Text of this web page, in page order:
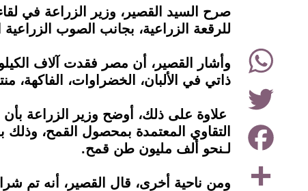
Share
Facebook
Twitter
WhatsApp
instagram
للرقعة الزراعية، بجانب الصوب
وأشار القصير، أن مصر فقدت آلاف
ذاتي في الألبان، الخضراوات، الفاكهة،
علاوة على ذلك، أوضح وزير الزراعة بأن
لـنحو ألف مليون طن قمح.